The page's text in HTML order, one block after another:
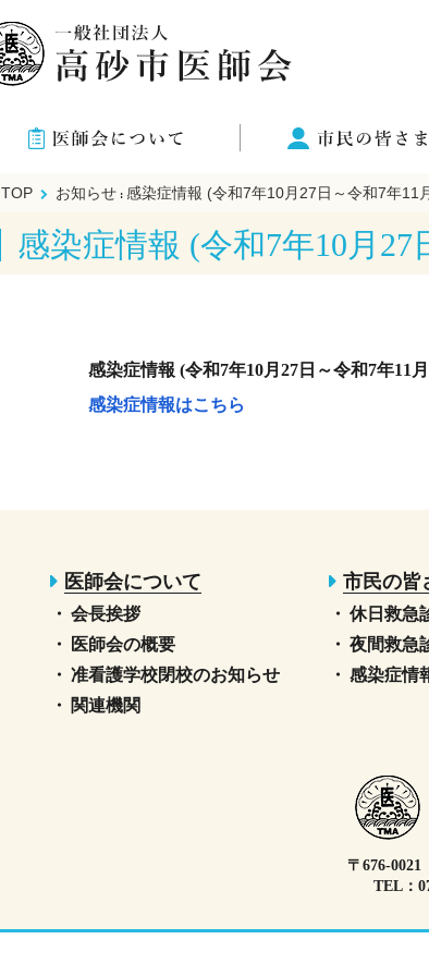
TOP お知らせ : 感染症情報 (令和7年10月27日～令和7年11
感染症情報 (令和7年10月27
感染症情報 (令和7年10月27日～令和7年11
感染症情報はこちら
医師会について
会長挨拶
医師会の概要
准看護学校閉校のお知らせ
関連機関
市民の皆
休日救急
夜間救急
感染症情
〒676-
TEL：